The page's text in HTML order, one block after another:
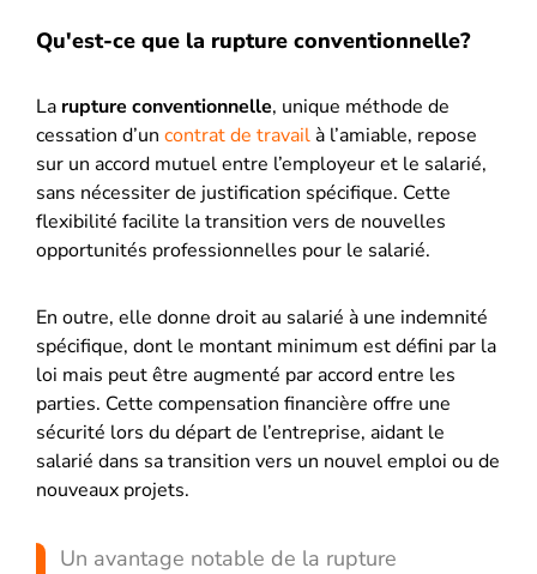
Qu'est-ce que la rupture conventionnelle?
La rupture conventionnelle, unique méthode de
cessation d’un contrat de travailà l’amiable, repose
sur un accord mutuel entre l’employeur et le salarié,
sans nécessiter de justification spécifique. Cette
flexibilité facilite la transition vers de nouvelles
opportunités professionnelles pour le salarié.
En outre, elle donne droit au salarié à une indemnité
spécifique, dont le montant minimum est défini par la
loi mais peut être augmenté par accord entre les
parties. Cette compensation financière offre une
sécurité lors du départ de l’entreprise, aidant le
salarié dans sa transition vers un nouvel emploi ou de
nouveaux projets.
Un avantage notable de la rupture